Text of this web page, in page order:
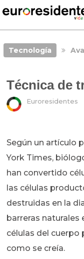
Tecnología
Técnica de
Euroresidentes
Según un artículo
York Times,
han convertido
las células
destruidas en la
barreras
células del cuerpo
como se creía.